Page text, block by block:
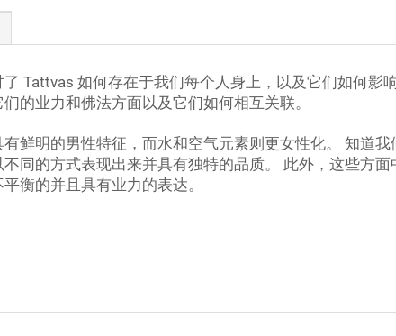
Tattvas 如何存在于我们每个人身上，以及它们如何影
的业力和佛法方面以及它们如何相互关联。
有鲜明的男性特征，而水和空气元素则更女性化。 知道
不同的方式表现出来并具有独特的品质。 此外，这些方
衡的并且具有业力的表达。